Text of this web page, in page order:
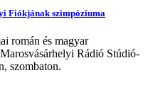
Fiókjának szimpóziuma
román és magyar
Rádió Stúdió-
szombaton.